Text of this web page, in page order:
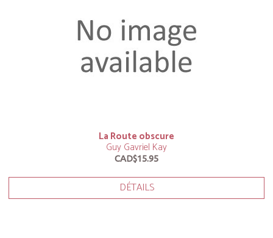
La Route obscure
Guy Gavriel Kay
CAD$15.95
DÉTAILS